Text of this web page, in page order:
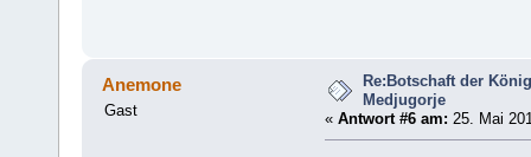
Anemone
Gast
Re:Botschaft der
Medjugorje
« Antwort #6 am: 25. Mai